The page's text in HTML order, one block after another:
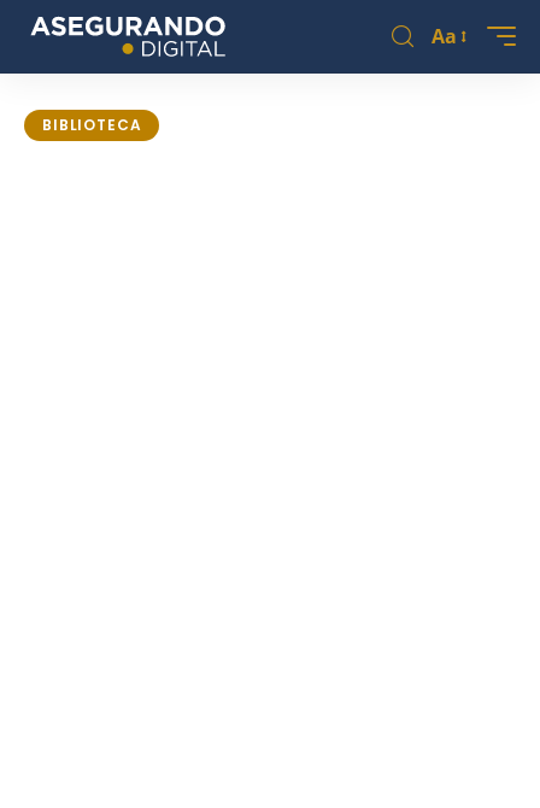
Aa
BIBLIOTECA